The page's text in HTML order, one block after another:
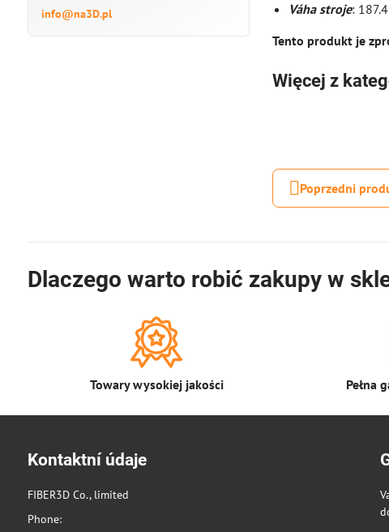
Váha stroje:
Tento produkt je
Więcej z
Poprzedni
info@na3D.pl
Dlaczego warto robić zakupy w
Towary wysokiej jakości Pełna
Kontaktní údaje
FIBER3D Co., limited
Phone: